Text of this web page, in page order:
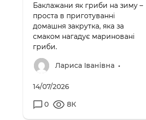
Баклажани як гриби на зиму –
проста в приготуванні
домашня закрутка, яка за
смаком нагадує мариновані
гриби.
Лариса Іванівна
14/07/2026
0 8К